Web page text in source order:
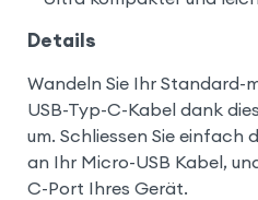
Details
Wandeln Sie Ihr Standard-
USB-Typ-C-Kabel dank
um. Schliessen Sie einfach
an Ihr Micro-USB Kabel,
C-Port Ihres Gerät.